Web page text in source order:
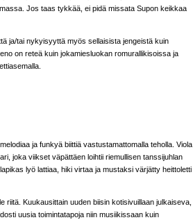
Jos taas tykkää, ei pidä missata Supon keikkaa
ja/tai nykyisyyttä myös sellaisista jengeistä kuin
on reteä kuin jokamiesluokan romurallikisoissa ja
ja funkyä biittiä vastustamattomalla teholla. Viola
joka viikset väpättäen loihtii riemullisen tanssijuhlan
lyö lattiaa, hiki virtaa ja mustaksi värjätty heittoletti
riitä. Kuukausittain uuden biisin kotisivuillaan julkaiseva,
uusia toimintatapoja niin musiikissaan kuin